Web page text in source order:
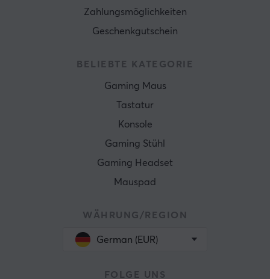
Zahlungsmöglichkeiten
Geschenkgutschein
BELIEBTE KATEGORIE
Gaming Maus
Tastatur
Konsole
Gaming Stühl
Gaming Headset
Mauspad
WÄHRUNG/REGION
German (EUR)
FOLGE UNS